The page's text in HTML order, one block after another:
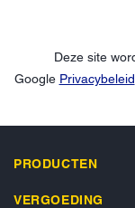
Deze site
Google Privacybeleid
PRODUCTEN
VERGOEDING